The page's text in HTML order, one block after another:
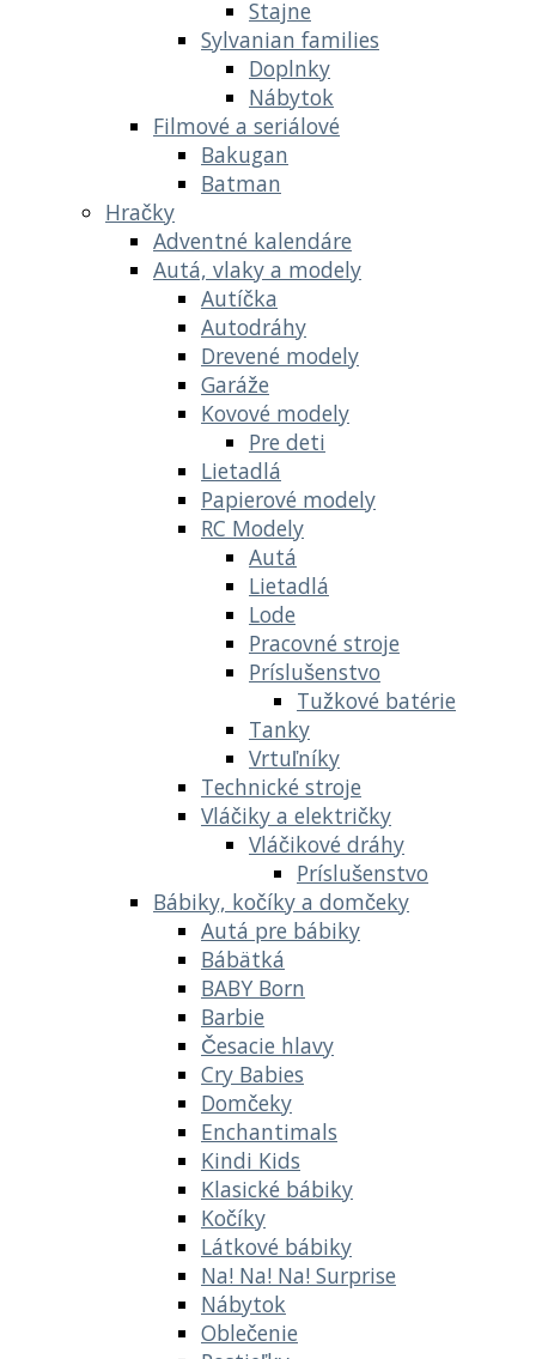
Stajne
Sylvanian families
Doplnky
Nábytok
Filmové a seriálové
Bakugan
Batman
Hračky
Adventné kalendáre
Autá, vlaky a modely
Autíčka
Autodráhy
Drevené modely
Garáže
Kovové modely
Pre deti
Lietadlá
Papierové modely
RC Modely
Autá
Lietadlá
Lode
Pracovné stroje
Príslušenstvo
Tužkové batérie
Tanky
Vrtuľníky
Technické stroje
Vláčiky a električky
Vláčikové dráhy
Príslušenstvo
Bábiky, kočíky a domčeky
Autá pre bábiky
Bábätká
BABY Born
Barbie
Česacie hlavy
Cry Babies
Domčeky
Enchantimals
Kindi Kids
Klasické bábiky
Kočíky
Látkové bábiky
Na! Na! Na! Surprise
Nábytok
Oblečenie